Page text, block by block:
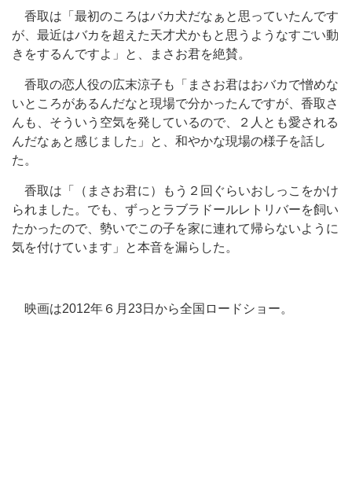
香取は「最初のころはバカ犬だなぁと思っていたんです
が、最近はバカを超えた天才犬かもと思うようなすごい動
きをするんですよ」と、まさお君を絶賛。
香取の恋人役の広末涼子も「まさお君はおバカで憎めな
いところがあるんだなと現場で分かったんですが、香取さ
んも、そういう空気を発しているので、２人とも愛される
んだなぁと感じました」と、和やかな現場の様子を話し
た。
香取は「（まさお君に）もう２回ぐらいおしっこをかけ
られました。でも、ずっとラブラドールレトリバーを飼い
たかったので、勢いでこの子を家に連れて帰らないように
気を付けています」と本音を漏らした。
映画は2012年６月23日から全国ロードショー。